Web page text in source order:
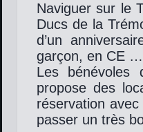
Naviguer sur le
Ducs de la
d’un
garçon, en CE …
Les bénévoles
propose des
réservation
passer un très